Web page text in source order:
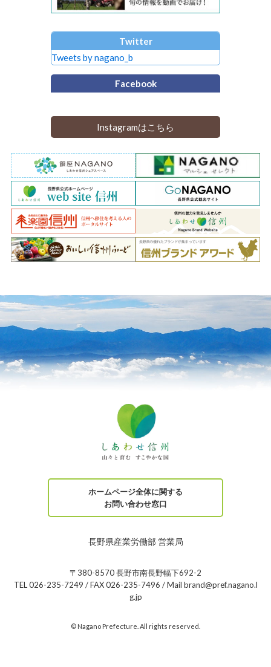
Twitter
Tweets by nagano_b
Facebook
Instagramはこちら
ホームページ全体に関する
お問い合わせ窓口
長野県産業労働部 営業局
〒380-8570 長野市南長野幅下692-2
TEL 026-235-7249 / FAX 026-235-7496 / Mail brand@pref.nagano.l
g.jp
© Nagano Prefecture. All rights reserved.